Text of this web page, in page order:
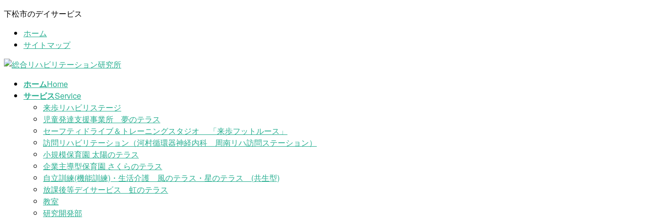
コ
ツ
ナ
シ
下松市のデイサービス
ホーム
サイトマップ
ホームHome
サービスService
来歩リハビリステージ
児童発達支援事業所 夢のテラス
セーフティドライブ＆トレーニングスタジオ 「来歩フットルース」
訪問リハビリテーション（河村循環器神経内科 周南リハ訪問ステーション）
小規模保育園 太陽のテラス
企業主導型保育園 さくらのテラス
自立訓練(機能訓練)・生活介護 風のテラス・星のテラス (共生型)
放課後等デイサービス 虹のテラス
教室
研究開発部